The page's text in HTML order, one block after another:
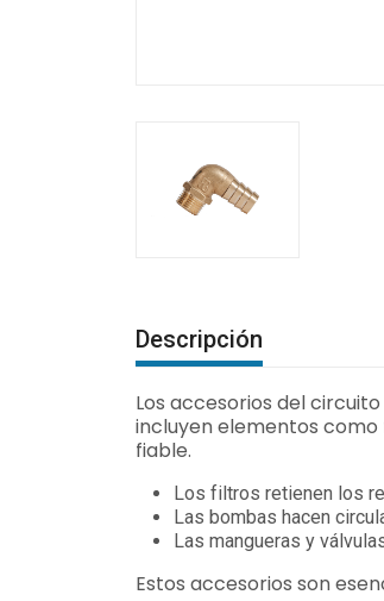
Descripción
Los accesorios del
incluyen elementos
fiable.
Los filtros retienen los
Las bombas hacen
Las mangueras y
Estos accesorios son